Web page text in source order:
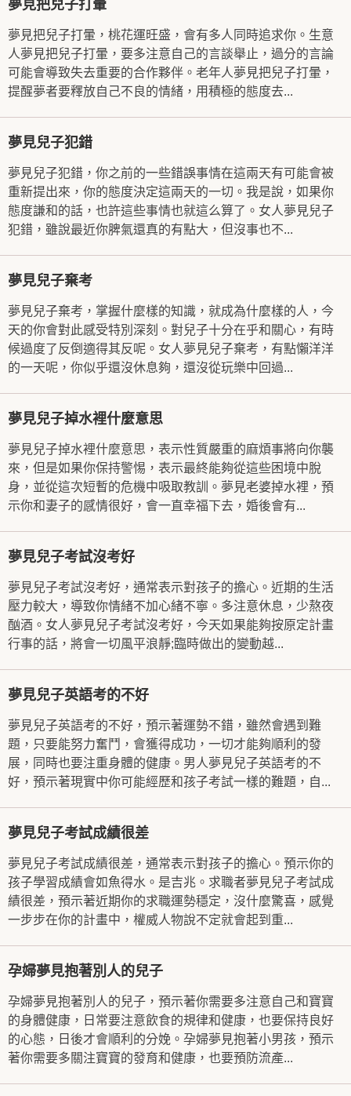
夢見把兒子打暈
夢見把兒子打暈，桃花運旺盛，會有多人同時追求你。生意
人夢見把兒子打暈，要多注意自己的言談舉止，過分的言論
可能會導致失去重要的合作夥伴。老年人夢見把兒子打暈，
提醒夢者要釋放自己不良的情緒，用積極的態度去...
夢見兒子犯錯
夢見兒子犯錯，你之前的一些錯誤事情在這兩天有可能會被
重新提出來，你的態度決定這兩天的一切。我是說，如果你
態度謙和的話，也許這些事情也就這么算了。女人夢見兒子
犯錯，雖說最近你脾氣還真的有點大，但沒事也不...
夢見兒子棄考
夢見兒子棄考，掌握什麼樣的知識，就成為什麼樣的人，今
天的你會對此感受特別深刻。對兒子十分在乎和關心，有時
候過度了反倒適得其反呢。女人夢見兒子棄考，有點懶洋洋
的一天呢，你似乎還沒休息夠，還沒從玩樂中回過...
夢見兒子掉水裡什麼意思
夢見兒子掉水裡什麼意思，表示性質嚴重的麻煩事將向你襲
來，但是如果你保持警惕，表示最終能夠從這些困境中脫
身，並從這次短暫的危機中吸取教訓。夢見老婆掉水裡，預
示你和妻子的感情很好，會一直幸福下去，婚後會有...
夢見兒子考試沒考好
夢見兒子考試沒考好，通常表示對孩子的擔心。近期的生活
壓力較大，導致你情緒不加心緒不寧。多注意休息，少熬夜
酗酒。女人夢見兒子考試沒考好，今天如果能夠按原定計畫
行事的話，將會一切風平浪靜;臨時做出的變動越...
夢見兒子英語考的不好
夢見兒子英語考的不好，預示著運勢不錯，雖然會遇到難
題，只要能努力奮鬥，會獲得成功，一切才能夠順利的發
展，同時也要注重身體的健康。男人夢見兒子英語考的不
好，預示著現實中你可能經歷和孩子考試一樣的難題，自...
夢見兒子考試成績很差
夢見兒子考試成績很差，通常表示對孩子的擔心。預示你的
孩子學習成績會如魚得水。是吉兆。求職者夢見兒子考試成
績很差，預示著近期你的求職運勢穩定，沒什麼驚喜，感覺
一步步在你的計畫中，權威人物說不定就會起到重...
孕婦夢見抱著別人的兒子
孕婦夢見抱著別人的兒子，預示著你需要多注意自己和寶寶
的身體健康，日常要注意飲食的規律和健康，也要保持良好
的心態，日後才會順利的分娩。孕婦夢見抱著小男孩，預示
著你需要多關注寶寶的發育和健康，也要預防流產...